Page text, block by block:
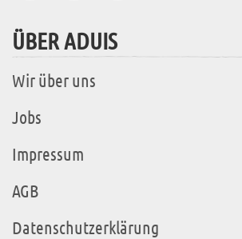
ÜBER ADUIS
Wir über uns
Jobs
Impressum
AGB
Datenschutzerklärung